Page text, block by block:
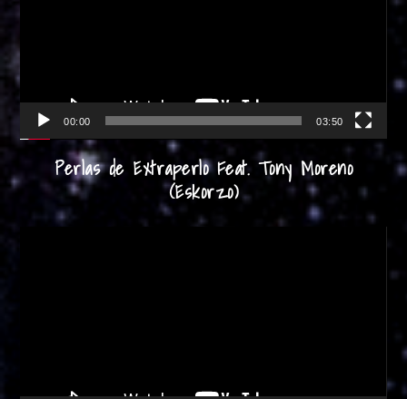
00:00 03:50
Perlas de Extraperlo Feat. Tony Moreno
(Eskorzo)